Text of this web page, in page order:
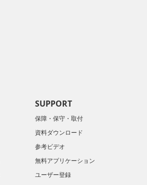
SUPPORT
保障・保守・取付
資料ダウンロード
参考ビデオ
無料アプリケーション
ユーザー登録